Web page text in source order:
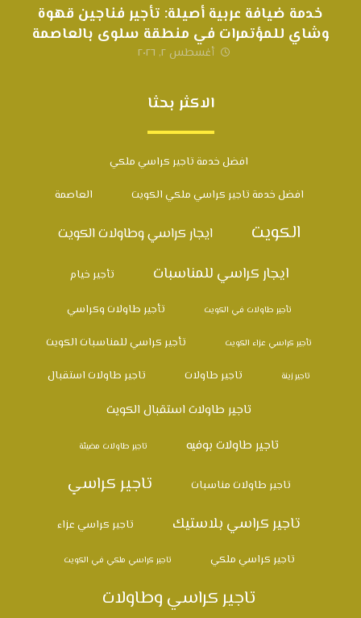
خدمة ضيافة عربية أصيلة: تأجير فناجين قهوة
وشاي للمؤتمرات في منطقة سلوى بالعاصمة
أغسطس ٢, ٢٠٢٦
الاكثر بحثا
افضل خدمة تاجير كراسي ملكي
افضل خدمة تاجير كراسي ملكي الكويت العاصمة
الكويت ايجار كراسي وطاولات الكويت
ايجار كراسي للمناسبات تأجير خيام
تأجير طاولات في الكويت تأجير طاولات وكراسي
تأجير كراسي عزاء الكويت تأجير كراسي للمناسبات الكويت
تاجير زينة تاجير طاولات تاجير طاولات استقبال
تاجير طاولات استقبال الكويت
تاجير طاولات بوفيه
تاجير طاولات مضيئة
تاجير طاولات مناسبات تاجير كراسي
تاجير كراسي بلاستيك تاجير كراسي عزاء
تاجير كراسي ملكي تاجير كراسي ملكي في الكويت
تاجير كراسي وطاولات